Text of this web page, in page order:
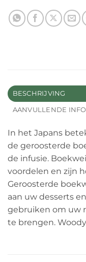
BESCHRIJVING
AANVULLENDE
In het Japans
de geroosterde
de infusie.
voordelen en zijn
Geroosterde
aan uw desserts
gebruiken om uw
te brengen.